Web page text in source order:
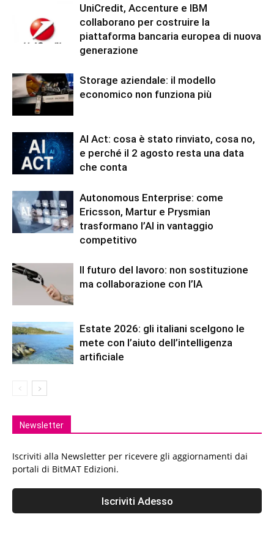
UniCredit, Accenture e IBM
collaborano per costruire la
piattaforma bancaria europea di nuova
generazione
Storage aziendale: il modello
economico non funziona più
AI Act: cosa è stato rinviato, cosa no,
e perché il 2 agosto resta una data
che conta
Autonomous Enterprise: come
Ericsson, Martur e Prysmian
trasformano l’AI in vantaggio
competitivo
Il futuro del lavoro: non sostituzione
ma collaborazione con l’IA
Estate 2026: gli italiani scelgono le
mete con l’aiuto dell’intelligenza
artificiale
Newsletter
Iscriviti alla Newsletter per ricevere gli aggiornamenti dai
portali di BitMAT Edizioni.